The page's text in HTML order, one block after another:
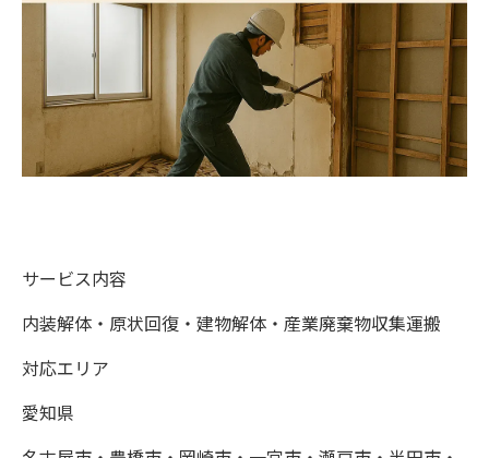
サービス内容
内装解体・原状回復・建物解体・産業廃棄物収集運搬
対応エリア
愛知県